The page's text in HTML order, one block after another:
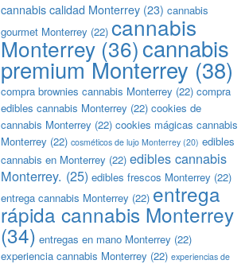
cannabis calidad Monterrey (23) cannabis
gourmet Monterrey (22) cannabis
Monterrey (36)cannabis
premium Monterrey (38)
compra brownies cannabis Monterrey (22) compra
edibles cannabis Monterrey (22) cookies de
cannabis Monterrey (22) cookies mágicas cannabis
Monterrey (22) cosméticos de lujo Monterrey (20) edibles
cannabis en Monterrey (22) edibles cannabis
Monterrey. (25) edibles frescos Monterrey (22)
entrega cannabis Monterrey (22) entrega
rápida cannabis Monterrey
(34) entregas en mano Monterrey (22)
experiencia cannabis Monterrey (22) experiencias de